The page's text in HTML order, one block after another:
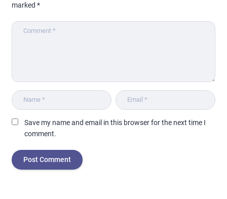
marked *
Save my name and email in this browser for the next time I
comment.